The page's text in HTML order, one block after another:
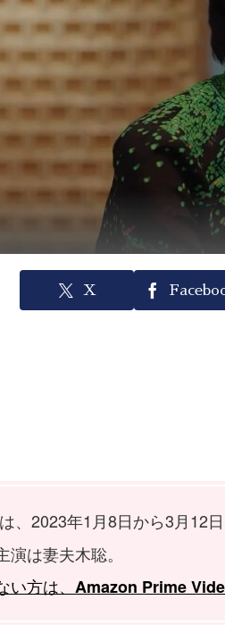
X
は、2023年1月8日から3月12
演は妻夫木聡。
方は、 Amazon Prime